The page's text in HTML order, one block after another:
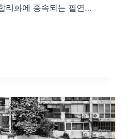
리화에 종속되는 필연…